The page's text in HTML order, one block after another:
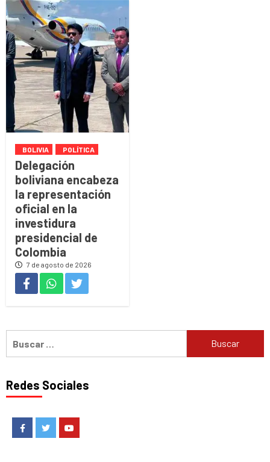
BOLIVIA POLÍTICA
Delegación
boliviana encabeza
la representación
oficial en la
investidura
presidencial de
Colombia
7 de agosto de 2026
Redes Sociales
FacebookTwitter